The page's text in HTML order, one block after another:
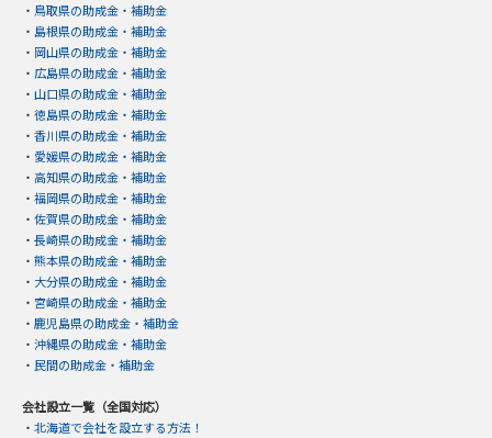
・ 鳥取県の助成金・補助金
・ 島根県の助成金・補助金
・ 岡山県の助成金・補助金
・ 広島県の助成金・補助金
・ 山口県の助成金・補助金
・ 徳島県の助成金・補助金
・ 香川県の助成金・補助金
・ 愛媛県の助成金・補助金
・ 高知県の助成金・補助金
・ 福岡県の助成金・補助金
・ 佐賀県の助成金・補助金
・ 長崎県の助成金・補助金
・ 熊本県の助成金・補助金
・ 大分県の助成金・補助金
・ 宮崎県の助成金・補助金
・ 鹿児島県の助成金・補助金
・ 沖縄県の助成金・補助金
・ 民間の助成金・補助金
会社設立一覧（全国対応）
・ 北海道で会社を設立する方法！